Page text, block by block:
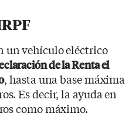
un vehículo eléctrico
de la Renta el
, hasta una base máxima
Es decir, la ayuda en
como máximo.